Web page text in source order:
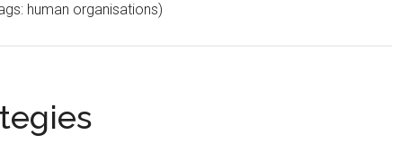
human organisations)